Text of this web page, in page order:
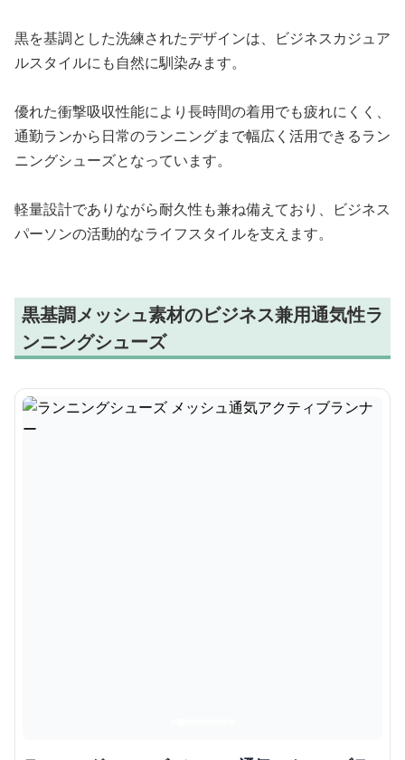
黒を基調とした洗練されたデザインは、ビジネスカジュア
ルスタイルにも自然に馴染みます。
優れた衝撃吸収性能により長時間の着用でも疲れにくく、
通勤ランから日常のランニングまで幅広く活用できるラン
ニングシューズとなっています。
軽量設計でありながら耐久性も兼ね備えており、ビジネス
パーソンの活動的なライフスタイルを支えます。
黒基調メッシュ素材のビジネス兼用通気性ラ
ンニングシューズ